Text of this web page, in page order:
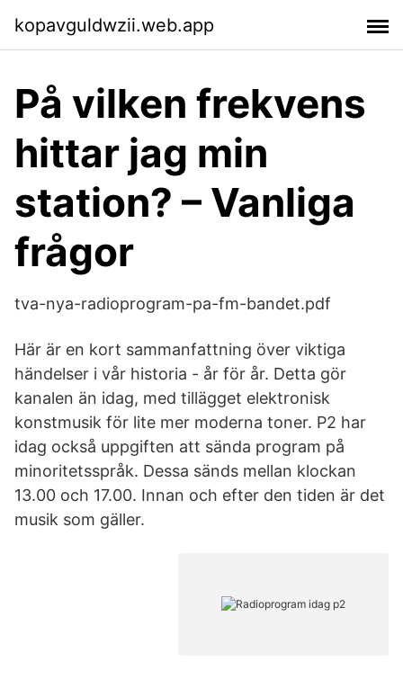
kopavguldwzii.web.app
På vilken frekvens
hittar jag min
station? – Vanliga
frågor
tva-nya-radioprogram-pa-fm-bandet.pdf
Här är en kort sammanfattning över viktiga
händelser i vår historia - år för år. Detta gör
kanalen än idag, med tillägget elektronisk
konstmusik för lite mer moderna toner. P2 har
idag också uppgiften att sända program på
minoritetsspråk. Dessa sänds mellan klockan
13.00 och 17.00. Innan och efter den tiden är det
musik som gäller.